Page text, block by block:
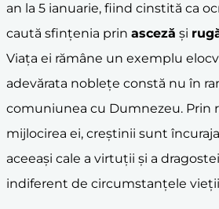
an la 5 ianuarie, fiind cinstită ca
caută sfințenia prin asceză și
Viața ei rămâne un exemplu
adevărata noblețe constă nu în
comuniunea cu Dumnezeu. Prin
mijlocirea ei, creștinii sunt
aceeași cale a virtuții și a
indiferent de circumstanțele